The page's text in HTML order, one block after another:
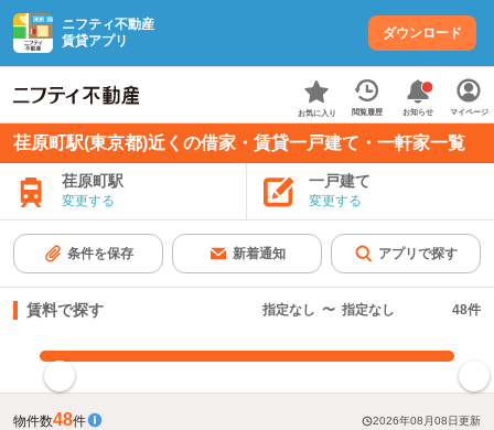
ニフティ不動産
賃貸アプリ
ダウンロード
お気に入り 閲覧履歴 お知らせ マイページ
荏原町駅(東京都)近くの借家・賃貸一戸建て・一軒家一覧
荏原町駅
変更する
一戸建て
変更する
条件を保存 新着通知 アプリで探す
賃料で探す 指定なし 〜 指定なし 48件
物件数48件 2026年08月08日更新